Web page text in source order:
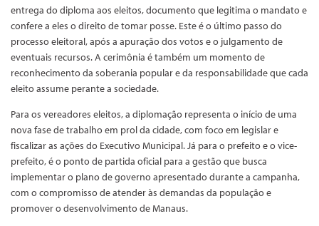
entrega do diploma aos eleitos, documento que legitima o mandato e
confere a eles o direito de tomar posse. Este é o último passo do
processo eleitoral, após a apuração dos votos e o julgamento de
eventuais recursos. A cerimônia é também um momento de
reconhecimento da soberania popular e da responsabilidade que cada
eleito assume perante a sociedade.
Para os vereadores eleitos, a diplomação representa o início de uma
nova fase de trabalho em prol da cidade, com foco em legislar e
fiscalizar as ações do Executivo Municipal. Já para o prefeito e o vice-
prefeito, é o ponto de partida oficial para a gestão que busca
implementar o plano de governo apresentado durante a campanha,
com o compromisso de atender às demandas da população e
promover o desenvolvimento de Manaus.